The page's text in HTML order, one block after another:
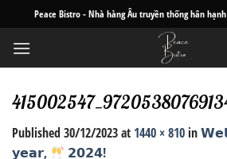
to
content
Peace Bistro - Nhà hàng Âu truyền thống hân
Published 30/12/2023at 1440 × 810 in
𝘆𝗲𝗮𝗿,
𝟮𝟬𝟮𝟰!